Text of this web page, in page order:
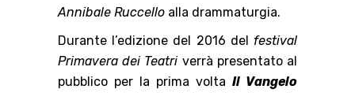
Annibale Ruccello alla drammaturgia.
Durante l’edizione del 2016 del festival
Primavera dei Teatri verrà presentato al
pubblico per la prima volta Il Vangelo